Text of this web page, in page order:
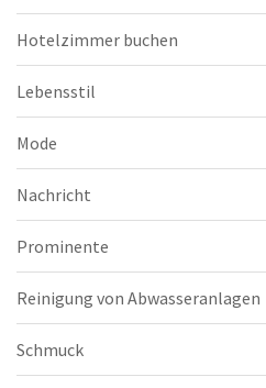
Hotelzimmer buchen
Lebensstil
Mode
Nachricht
Prominente
Reinigung von Abwasseranlagen
Schmuck